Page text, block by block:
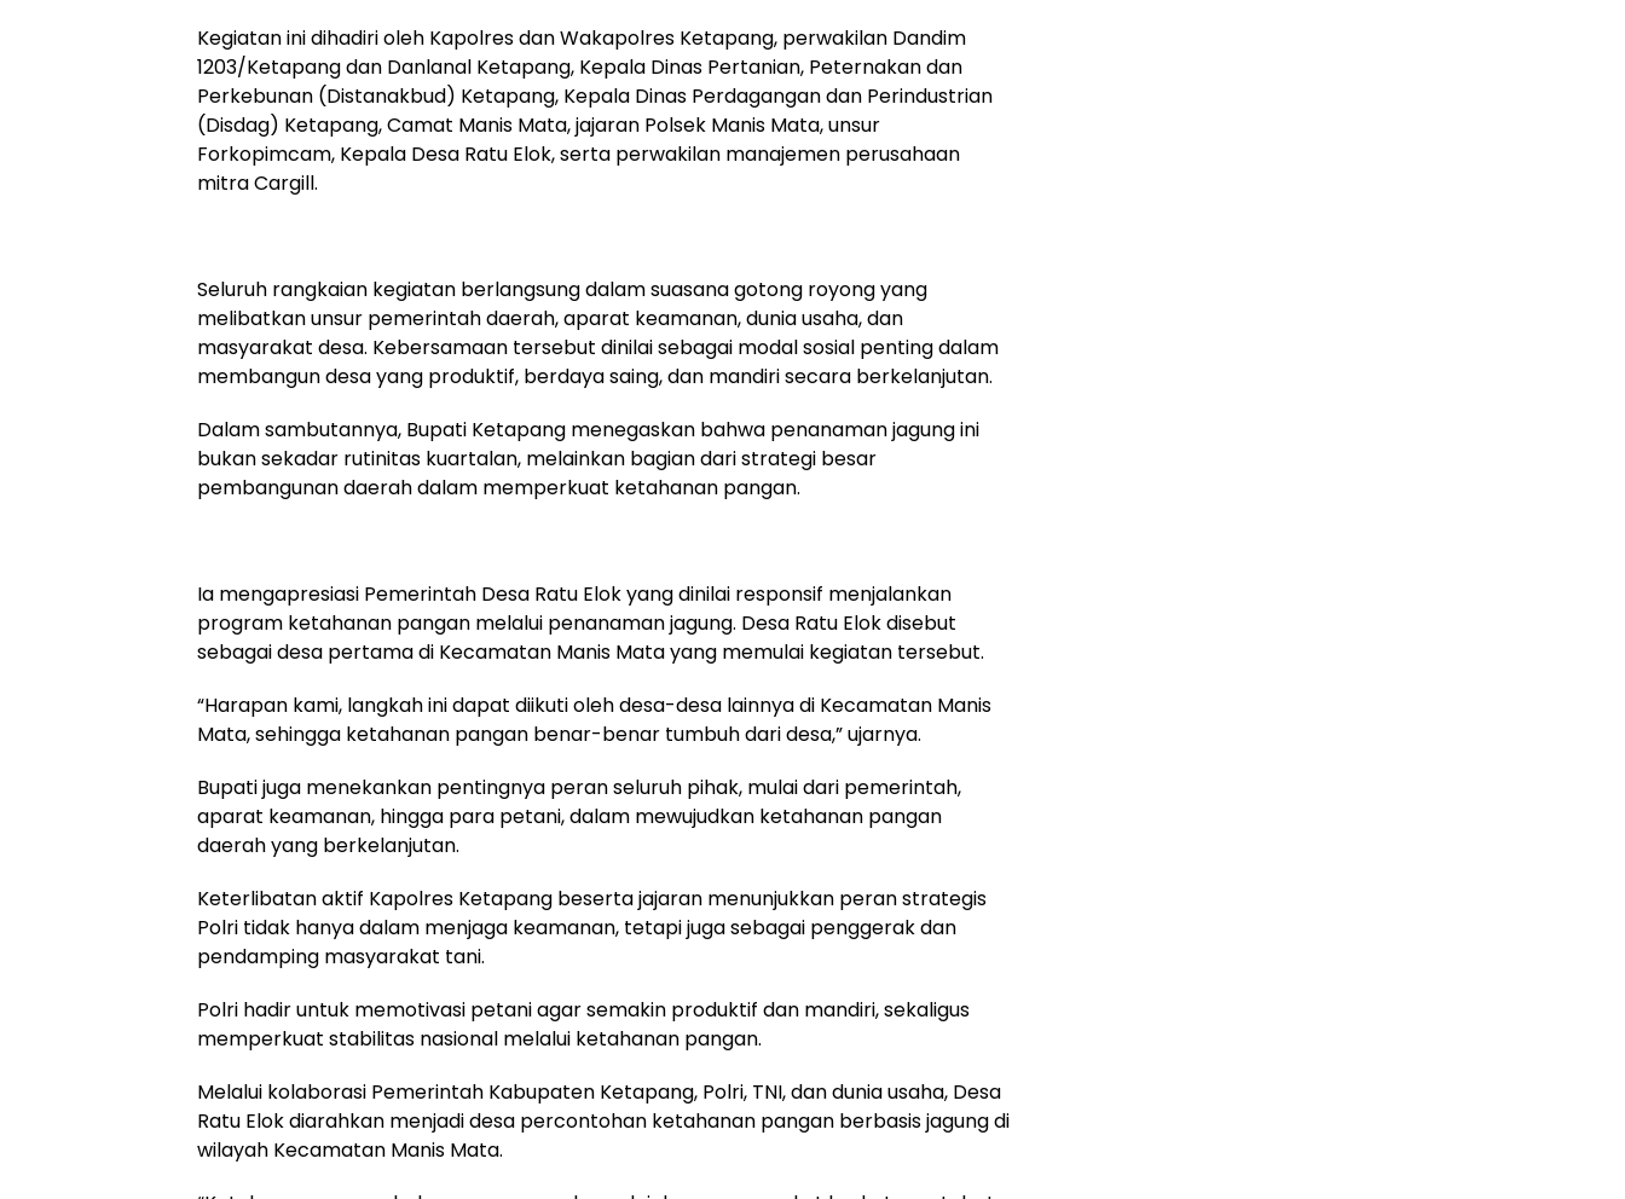
Kegiatan ini dihadiri oleh Kapolres dan Wakapolres Ketapang, perwakilan Dandim
1203/Ketapang dan Danlanal Ketapang, Kepala Dinas Pertanian, Peternakan dan
Perkebunan (Distanakbud) Ketapang, Kepala Dinas Perdagangan dan Perindustrian
(Disdag) Ketapang, Camat Manis Mata, jajaran Polsek Manis Mata, unsur
Forkopimcam, Kepala Desa Ratu Elok, serta perwakilan manajemen perusahaan
mitra Cargill.
Seluruh rangkaian kegiatan berlangsung dalam suasana gotong royong yang
melibatkan unsur pemerintah daerah, aparat keamanan, dunia usaha, dan
masyarakat desa. Kebersamaan tersebut dinilai sebagai modal sosial penting dalam
membangun desa yang produktif, berdaya saing, dan mandiri secara berkelanjutan.
Dalam sambutannya, Bupati Ketapang menegaskan bahwa penanaman jagung ini
bukan sekadar rutinitas kuartalan, melainkan bagian dari strategi besar
pembangunan daerah dalam memperkuat ketahanan pangan.
Ia mengapresiasi Pemerintah Desa Ratu Elok yang dinilai responsif menjalankan
program ketahanan pangan melalui penanaman jagung. Desa Ratu Elok disebut
sebagai desa pertama di Kecamatan Manis Mata yang memulai kegiatan tersebut.
“Harapan kami, langkah ini dapat diikuti oleh desa-desa lainnya di Kecamatan Manis
Mata, sehingga ketahanan pangan benar-benar tumbuh dari desa,” ujarnya.
Bupati juga menekankan pentingnya peran seluruh pihak, mulai dari pemerintah,
aparat keamanan, hingga para petani, dalam mewujudkan ketahanan pangan
daerah yang berkelanjutan.
Keterlibatan aktif Kapolres Ketapang beserta jajaran menunjukkan peran strategis
Polri tidak hanya dalam menjaga keamanan, tetapi juga sebagai penggerak dan
pendamping masyarakat tani.
Polri hadir untuk memotivasi petani agar semakin produktif dan mandiri, sekaligus
memperkuat stabilitas nasional melalui ketahanan pangan.
Melalui kolaborasi Pemerintah Kabupaten Ketapang, Polri, TNI, dan dunia usaha, Desa
Ratu Elok diarahkan menjadi desa percontohan ketahanan pangan berbasis jagung di
wilayah Kecamatan Manis Mata.